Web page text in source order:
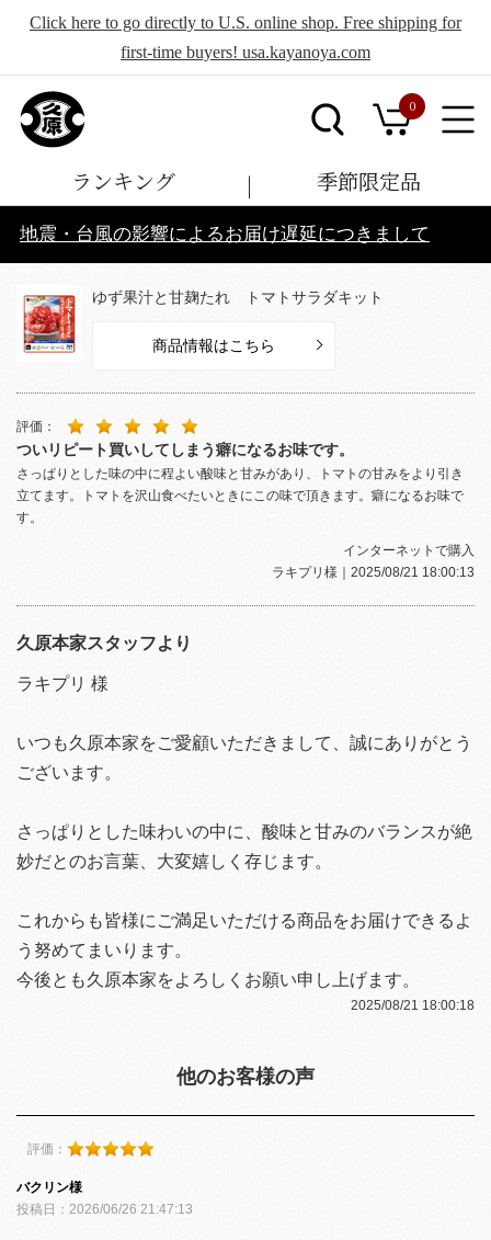
Click here to go directly to U.S. online shop. Free shipping for
first-time buyers! usa.kayanoya.com
0
ランキング 季節限定品
地震・台風の影響によるお届け遅延につきまして
ゆず果汁と甘麹たれ トマトサラダキット
商品情報はこちら
評価：
ついリピート買いしてしまう癖になるお味です。
さっぱりとした味の中に程よい酸味と甘みがあり、トマトの甘みをより引き
立てます。トマトを沢山食べたいときにこの味で頂きます。癖になるお味で
す。
インターネットで購入
ラキプリ様 ｜2025/08/21 18:00:13
久原本家スタッフより
ラキプリ 様
いつも久原本家をご愛顧いただきまして、誠にありがとう
ございます。
さっぱりとした味わいの中に、酸味と甘みのバランスが絶
妙だとのお言葉、大変嬉しく存じます。
これからも皆様にご満足いただける商品をお届けできるよ
う努めてまいります。
今後とも久原本家をよろしくお願い申し上げます。
2025/08/21 18:00:18
他のお客様の声
評価：
バクリン様
投稿日：2026/06/26 21:47:13